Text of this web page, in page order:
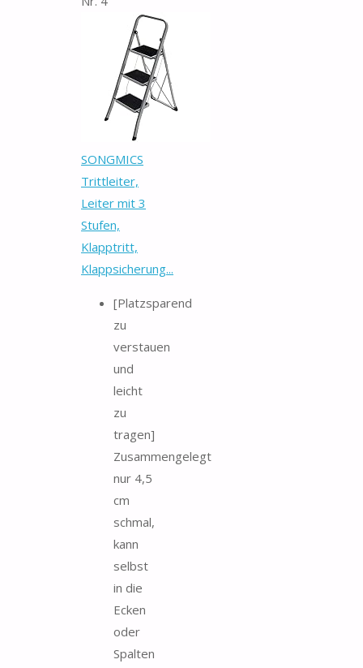
SONGMICS
Trittleiter,
Leiter mit 3
Stufen,
Klapptritt,
Klappsicherung...
[Platzsparend
zu
verstauen
und
leicht
zu
tragen]
Zusammengelegt
nur 4,5
cm
schmal,
kann
selbst
in die
Ecken
oder
Spalten